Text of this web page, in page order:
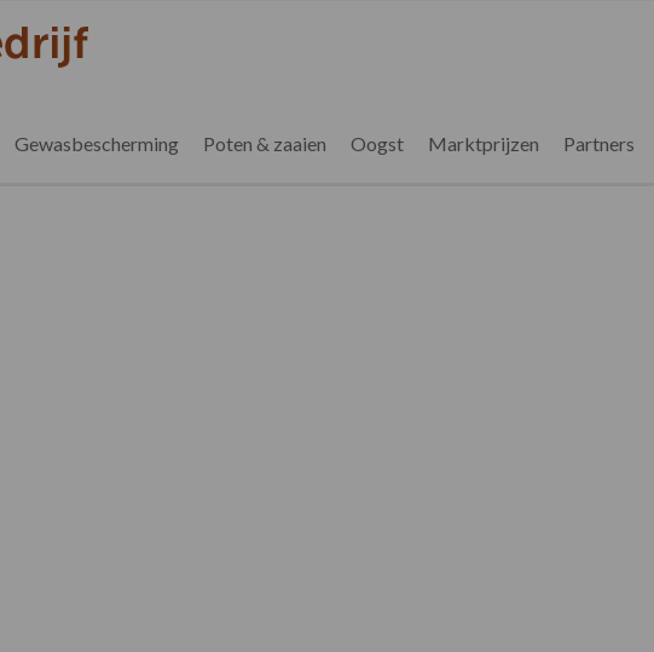
Gewasbescherming Poten & zaaien Oogst Marktprijzen Partners